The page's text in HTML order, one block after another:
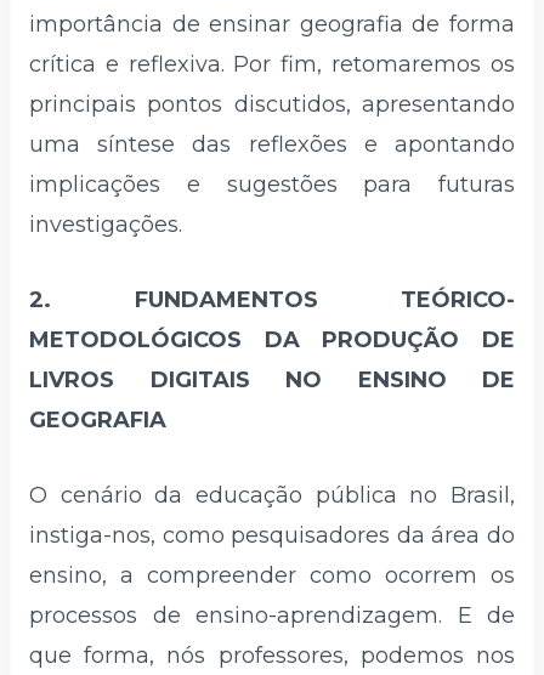
importância de ensinar geografia de forma
crítica e reflexiva. Por fim, retomaremos os
principais pontos discutidos, apresentando
uma síntese das reflexões e apontando
implicações e sugestões para futuras
investigações.
2. FUNDAMENTOS TEÓRICO-
METODOLÓGICOS DA PRODUÇÃO DE
LIVROS DIGITAIS NO ENSINO DE
GEOGRAFIA
O cenário da educação pública no Brasil,
instiga-nos, como pesquisadores da área do
ensino, a compreender como ocorrem os
processos de ensino-aprendizagem. E de
que forma, nós professores, podemos nos